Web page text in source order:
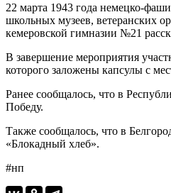
22 марта 1943 года немецко-
школьных музеев, ветеранских
кемеровской гимназии №21
В завершение мероприятия
которого заложены капсулы с
Ранее сообщалось, что в
Победу.
Также сообщалось, что в
«Блокадный хлеб».
#нп